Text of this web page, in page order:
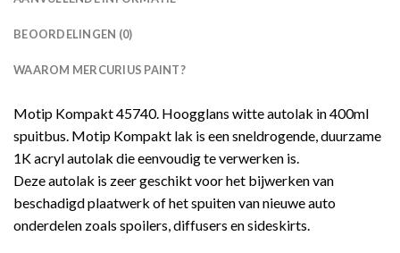
BEOORDELINGEN (0)
WAAROM MERCURIUS PAINT?
Motip Kompakt 45740. Hoogglans witte autolak in 400ml
spuitbus. Motip Kompakt lak is een sneldrogende, duurzame
1K acryl autolak die eenvoudig te verwerken is.
Deze autolak is zeer geschikt voor het bijwerken van
beschadigd plaatwerk of het spuiten van nieuwe auto
onderdelen zoals spoilers, diffusers en sideskirts.